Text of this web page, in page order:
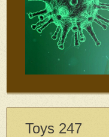
Toys 247